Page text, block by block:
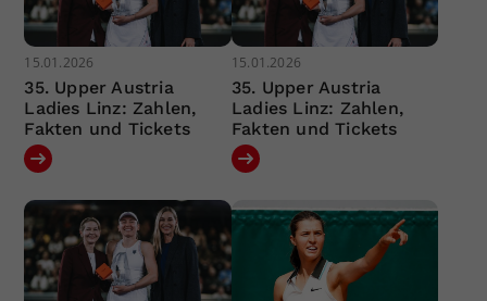
15.01.2026
35. Upper Austria
Ladies Linz: Zahlen,
Fakten und Tickets
15.01.2026
35. Upper Austria
Ladies Linz: Zahlen,
Fakten und Tickets